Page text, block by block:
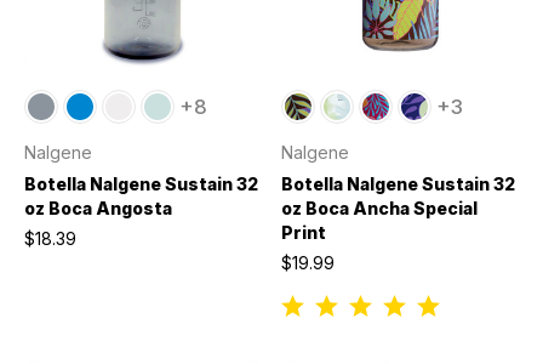
+8
Nalgene
Botella Nalgene Sustain 32
oz Boca Angosta
$18.39
+3
Nalgene
Botella Nalgene Sustain 32
oz Boca Ancha Special
Print
$19.99